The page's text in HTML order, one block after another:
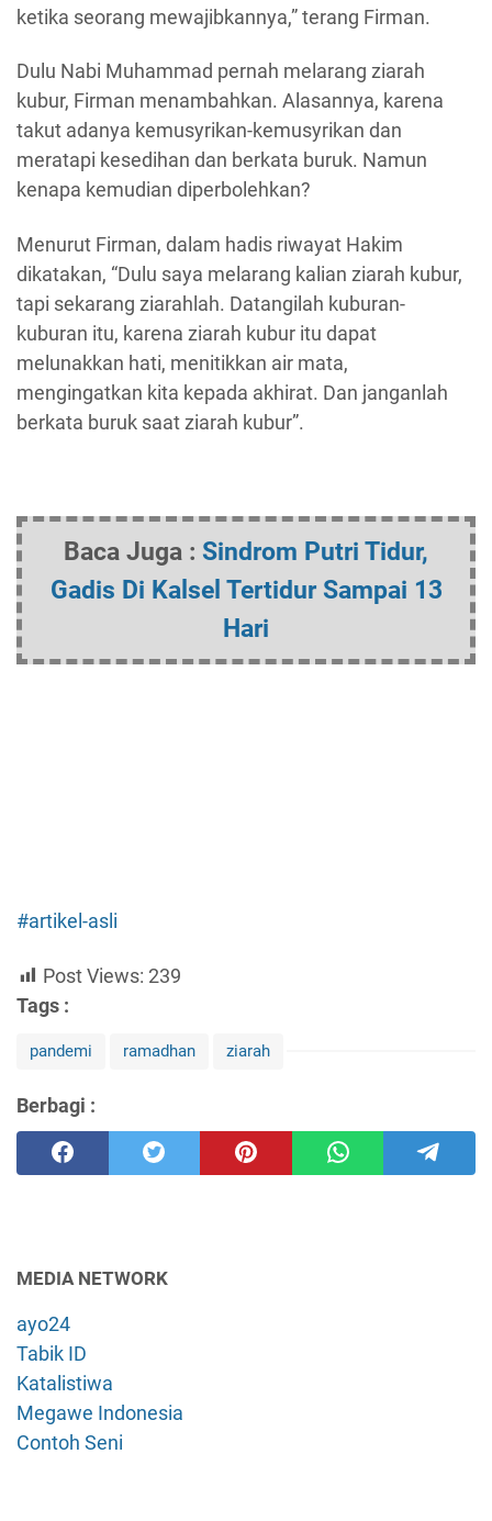
ketika seorang mewajibkannya,” terang Firman.
Dulu Nabi Muhammad pernah melarang ziarah
kubur, Firman menambahkan. Alasannya, karena
takut adanya kemusyrikan-kemusyrikan dan
meratapi kesedihan dan berkata buruk. Namun
kenapa kemudian diperbolehkan?
Menurut Firman, dalam hadis riwayat Hakim
dikatakan, “Dulu saya melarang kalian ziarah kubur,
tapi sekarang ziarahlah. Datangilah kuburan-
kuburan itu, karena ziarah kubur itu dapat
melunakkan hati, menitikkan air mata,
mengingatkan kita kepada akhirat. Dan janganlah
berkata buruk saat ziarah kubur”.
Baca Juga : Sindrom Putri Tidur,
Gadis Di Kalsel Tertidur Sampai 13
Hari
#artikel-asli
Post Views: 239
Tags :
pandemi ramadhan ziarah
Berbagi :
MEDIA NETWORK
ayo24
Tabik ID
Katalistiwa
Megawe Indonesia
Contoh Seni